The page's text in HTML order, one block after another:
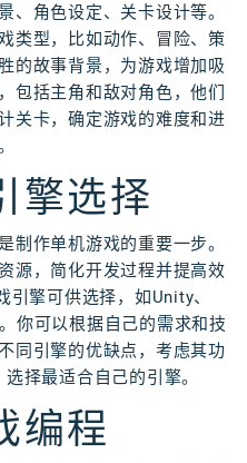
、角色设定、关卡设计等。
类型，比如动作、冒险、策
的故事背景，为游戏增加吸
包括主角和敌对角色，他们
关卡，确定游戏的难度和进
擎选择
制作单机游戏的重要一步。
源，简化开发过程并提高效
擎可供选择，如Unity、
你可以根据自己的需求和技
同引擎的优缺点，考虑其功
择最适合自己的引擎。
编程